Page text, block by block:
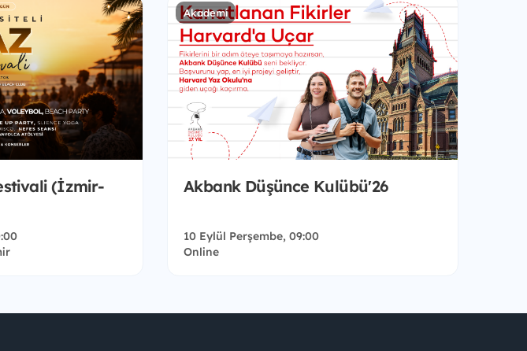
(İzmir-
Akademi
Akbank Düşünce Kulübü'26
10 Eylül Perşembe, 09:00
Online